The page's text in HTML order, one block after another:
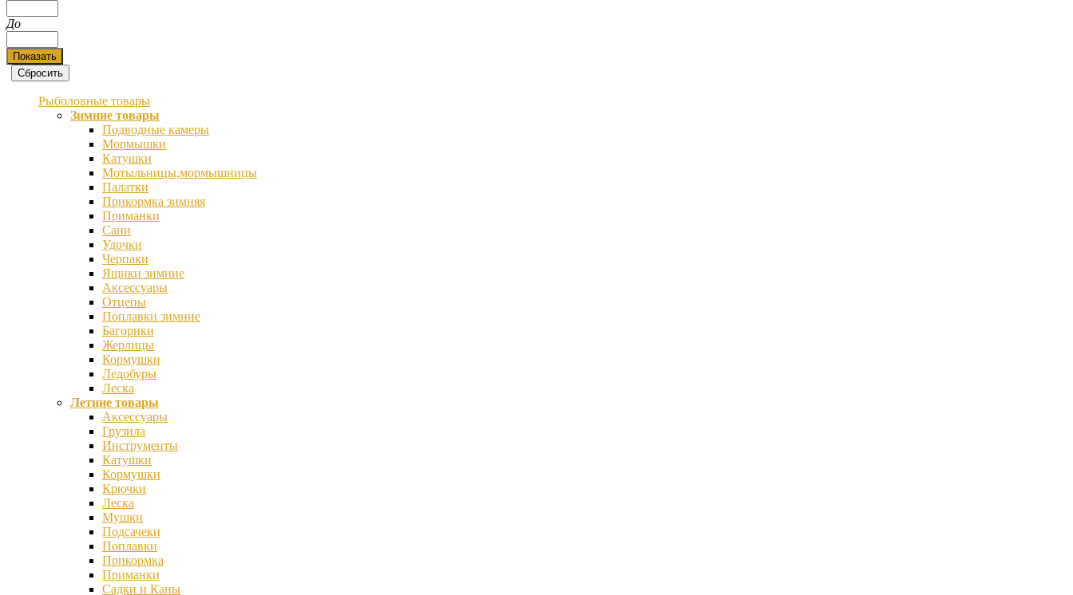
До
Рыболовные товары
Зимние товары
Подводные камеры
Мормышки
Катушки
Мотыльницы,мормышницы
Палатки
Прикормка зимняя
Приманки
Сани
Удочки
Черпаки
Ящики зимние
Аксессуары
Отцепы
Поплавки зимние
Багорики
Жерлицы
Кормушки
Ледобуры
Леска
Летние товары
Аксессуары
Грузила
Инструменты
Катушки
Кормушки
Крючки
Леска
Мушки
Подсачеки
Поплавки
Прикормка
Приманки
Садки и Каны